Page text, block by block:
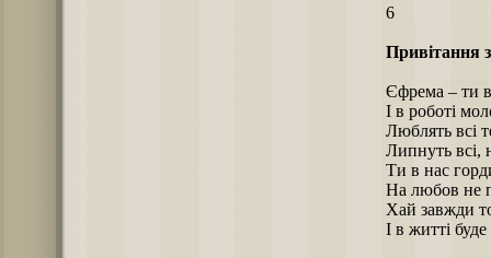
6
Привітання
Єфрема – ти
І в роботі
Люблять всі
Липнуть всі,
Ти в нас
На любов не
Хай завжди
І в житті